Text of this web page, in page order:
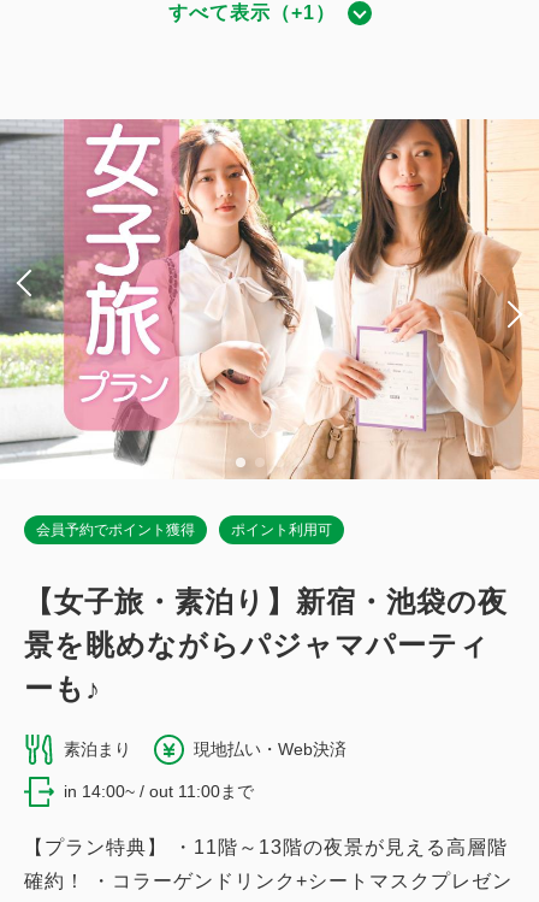
税・手数料込
会員価格 13,965円
大人1名
室
税・手数料込
合計 14,700 円
禁煙 15.5～19.6平米 1~2名
ダブルサイズ / 幅131-150cm×1
Wi-Fiあり（無料）
詳細 今すぐ予約
すべて表示（+1）
会員予約でポイント獲得 ポイント利用可
【女子旅・素泊り】新宿・池袋の夜
景を眺めながらパジャマパーティ
ーも♪
素泊まり 現地払い・Web決済
in 14:00~ / out 11:00まで
【プラン特典】 ・11階～13階の夜景が見える高層階
確約！ ・コラーゲンドリンク+シートマスクプレゼン